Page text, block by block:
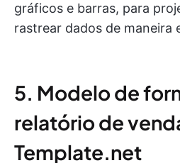
gráficos e barras, para
rastrear dados de maneira
5. Modelo de
relatório de
Template.net